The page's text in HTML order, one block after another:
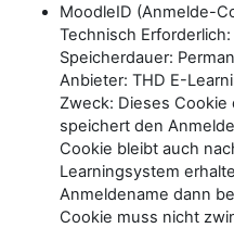
MoodleID (Anmelde-
Technisch Erforderlich:
Speicherdauer:
Anbieter: THD E-
Zweck: Dieses
speichert den
Cookie bleibt auch
Learningsystem
Anmeldename dann
Cookie muss nicht